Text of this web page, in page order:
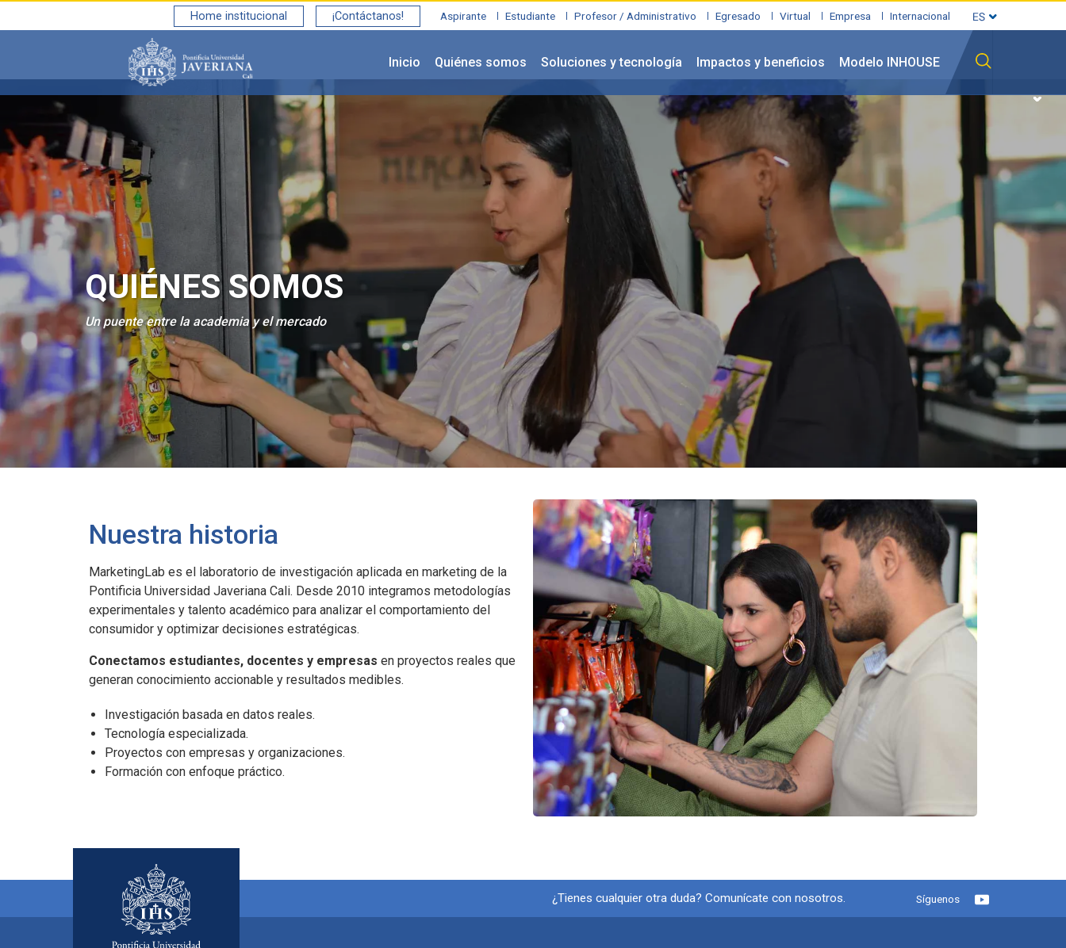
Saltar al contenido principal
Aspirante Estudiante Profesor / Administrativo Egresado Virtual Empresa Internacional
Home institucional ¡Contáctanos!
Inicio Quiénes somos Soluciones y tecnología Impactos y beneficios Modelo INHOUSE
QUIÉNES SOMOS
Un puente entre la academia y el mercado
Nuestra historia
MarketingLab es el laboratorio de investigación aplicada en marketing de la
Pontificia Universidad Javeriana Cali. Desde 2010 integramos metodologías
experimentales y talento académico para analizar el comportamiento del
consumidor y optimizar decisiones estratégicas.
Conectamos estudiantes, docentes y empresas en proyectos reales que
generan conocimiento accionable y resultados medibles.
Investigación basada en datos reales.
Tecnología especializada.
Proyectos con empresas y organizaciones.
Formación con enfoque práctico.
Información y redes sociales
¿Tienes cualquier otra duda? Comunícate con nosotros. Síguenos
Menú principal del footer